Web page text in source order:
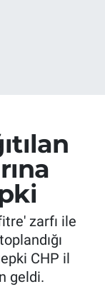
zarfı ile
CHP il
geldi.